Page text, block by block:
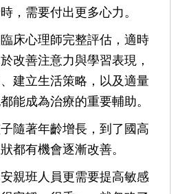
，需要付出更多心力。
床心理師完整評估，適時
改善注意力與學習表現，
建立生活策略，以及適量
能成為治療的重要輔助。
隨著年齡增長，到了國高
都有機會逐漸改善。
親班人員更需要提高敏感